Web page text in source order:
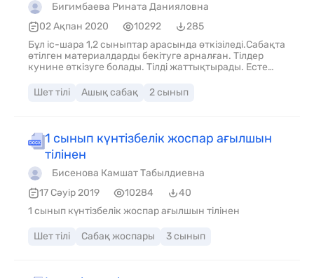
Бигимбаева Рината Данияловна
02 Ақпан 2020
10292
285
Бұл іс-шара 1,2 сыныптар арасында өткізіледі.Сабақта
өтілген материалдарды бекітуге арналған. Тілдер
кунине өткізуге болады. Тілді жаттықтырады. Есте
дамытады.жаңартылған бағдарламаға сай
Шет тілі Ашық сабақ 2 сынып
1 сынып күнтізбелік жоспар ағылшын
тілінен
Бисенова Камшат Табылдиевна
17 Сәуір 2019
10284
40
1 сынып күнтізбелік жоспар ағылшын тілінен
Шет тілі Сабақ жоспары 3 сынып